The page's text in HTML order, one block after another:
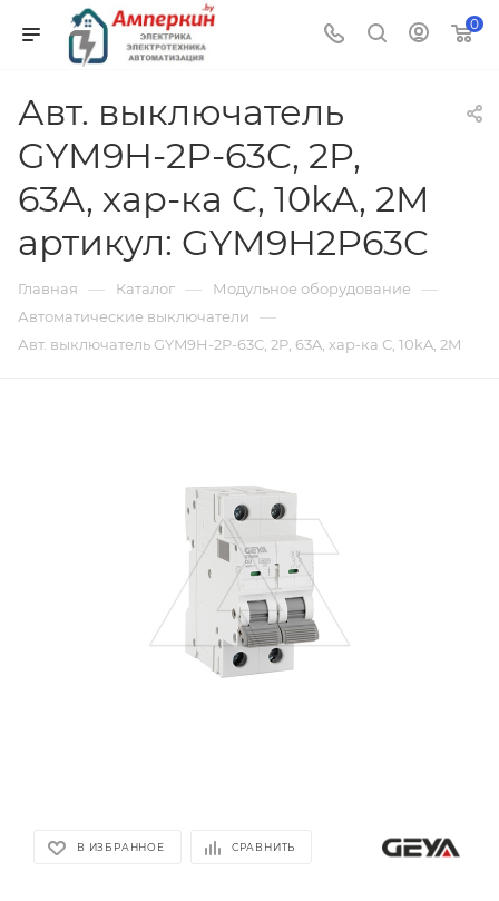
0
Авт. выключатель
GYM9H-2P-63C, 2P,
63A, хар-ка C, 10kA, 2M
артикул: GYM9H2P63C
Главная — Каталог — Модульное оборудование —
Автоматические выключатели —
Авт. выключатель GYM9H-2P-63C, 2P, 63A, хар-ка C, 10kA, 2M
В ИЗБРАННОЕ СРАВНИТЬ